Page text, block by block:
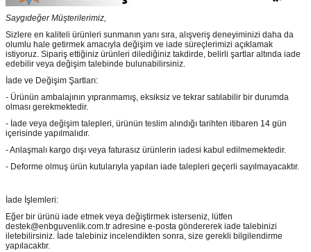
Saygıdeğer Müşterilerimiz,
Sizlere en kaliteli ürünleri sunmanın yanı sıra, alışveriş deneyiminizi daha da
olumlu hale getirmek amacıyla değişim ve iade süreçlerimizi açıklamak
istiyoruz. Sipariş ettiğiniz ürünleri dilediğiniz takdirde, belirli şartlar altında iade
edebilir veya değişim talebinde bulunabilirsiniz.
İade ve Değişim Şartları:
- Ürünün ambalajının yıpranmamış, eksiksiz ve tekrar satılabilir bir durumda
olması gerekmektedir.
- İade veya değişim talepleri, ürünün teslim alındığı tarihten itibaren 14 gün
içerisinde yapılmalıdır.
- Anlaşmalı kargo dışı veya faturasız ürünlerin iadesi kabul edilmemektedir.
- Deforme olmuş ürün kutularıyla yapılan iade talepleri geçerli sayılmayacaktır.
İade İşlemleri:
Eğer bir ürünü iade etmek veya değiştirmek isterseniz, lütfen
destek@enbguvenlik.com.tr adresine e-posta göndererek iade talebinizi
iletebilirsiniz. İade talebiniz incelendikten sonra, size gerekli bilgilendirme
yapılacaktır.